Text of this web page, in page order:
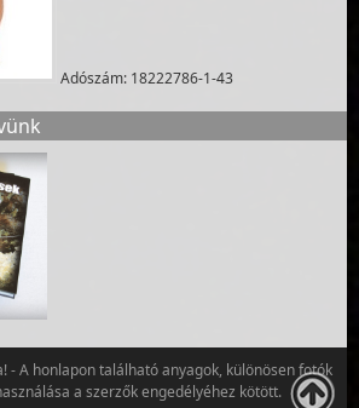
Adószám: 18222786-1-43
- A honlapon található anyagok, különösen fotók
a szerzők engedélyéhez kötött.